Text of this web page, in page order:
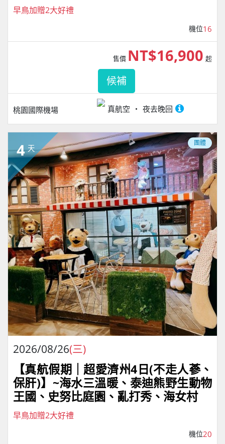
早鳥加贈2大好禮
機位16
桃園國際機場 真航空 夜去晚回
售價 NT$16,900 起
候補
4 天
團體
2026/08/26(三)
【真航假期｜超愛濟州4⽇(不走人蔘、
保肝)】~海水三溫暖、泰迪熊野⽣動物
王國、史努比庭園、亂打秀、海女村
早鳥加贈2大好禮
機位20